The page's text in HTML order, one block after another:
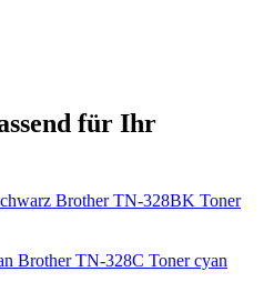
für Ihr
Brother TN-328BK Toner
Brother TN-328C Toner cyan